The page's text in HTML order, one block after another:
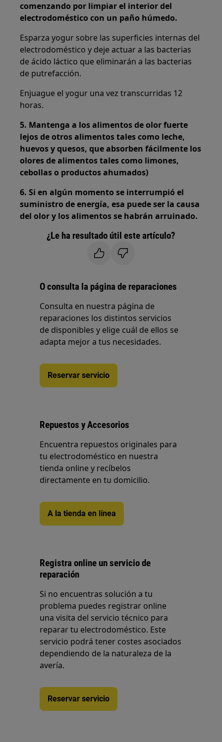
comenzando por limpiar el interior del
electrodoméstico con un paño húmedo.
Esparza yogur sobre las superficies internas del
electrodoméstico y deje actuar a las bacterias
de ácido láctico que eliminarán a las bacterias
de putrefacción.
Enjuague el yogur una vez transcurridas 12
horas.
5. Mantenga a los alimentos de olor fuerte
lejos de otros alimentos tales como leche,
huevos y quesos, que absorben fácilmente los
olores de alimentos tales como limones,
cebollas o productos ahumados)
6. Si en algún momento se interrumpió el
suministro de energía, esa puede ser la causa
del olor y los alimentos se habrán arruinado.
¿Le ha resultado útil este artículo?
O consulta la página de reparaciones
Consulta en nuestra página de
reparaciones los distintos servicios
de disponibles y elige cuál de ellos se
adapta mejor a tus necesidades.
Reservar servicio
Repuestos y Accesorios
Encuentra repuestos originales para
tu electrodoméstico en nuestra
tienda online y recíbelos
directamente en tu domicilio.
A la tienda en línea
Registra online un servicio de
reparación
Si no encuentras solución a tu
problema puedes registrar online
una visita del servicio técnico para
reparar tu electrodoméstico. Este
servicio podrá tener costes asociados
dependiendo de la naturaleza de la
avería.
Reservar servicio